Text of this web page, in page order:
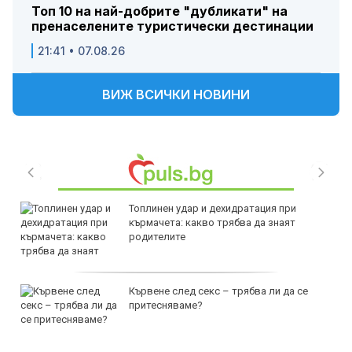
Топ 10 на най-добрите "дубликати" на
пренаселените туристически дестинации
21:41 • 07.08.26
ВИЖ ВСИЧКИ НОВИНИ
Топлинен удар и дехидратация при
кърмачета: какво трябва да знаят
родителите
Кървене след секс – трябва ли да се
притесняваме?